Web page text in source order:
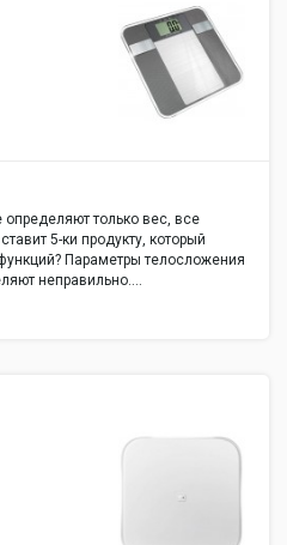
только вес, все
5-ки продукту, который
Параметры телосложения
неправильно.…